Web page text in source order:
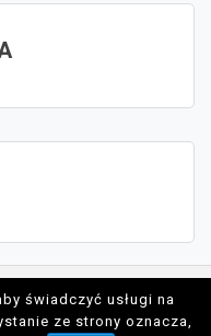
świadczyć usługi na
ze strony oznacza,